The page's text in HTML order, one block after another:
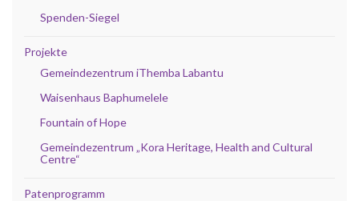
Spenden-Siegel
Projekte
Gemeindezentrum iThemba Labantu
Waisenhaus Baphumelele
Fountain of Hope
Gemeindezentrum „Kora Heritage, Health and Cultural
Centre“
Patenprogramm